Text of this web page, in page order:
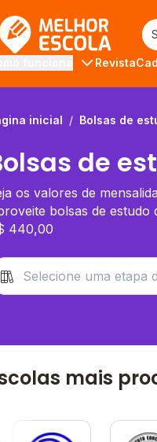
Revista
inicial / Bolsas de
de
os valores de
bolsas de estudo
440,00
mais